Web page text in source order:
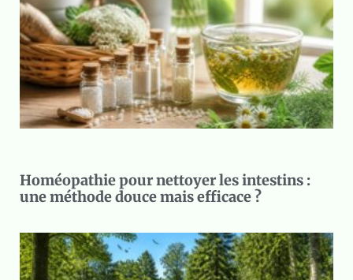
Homéopathie pour nettoyer les intestins :
une méthode douce mais efficace ?